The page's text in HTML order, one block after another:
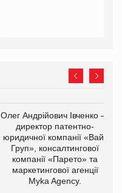
Олег Андрійович Івченко —
директор патентно-
юридичної компанії «Вайз
Груп», консалтингової
компанії «Парето» та
маркетингової агенції
Myka Agency.